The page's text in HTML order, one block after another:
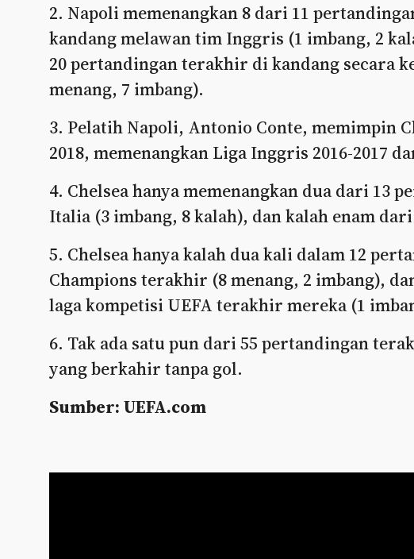
2. Napoli memenangkan 8 dari 11
kandang melawan tim Inggris (1 imbang, 2
20 pertandingan terakhir di kandang secara
menang, 7 imbang).
3. Pelatih Napoli, Antonio Conte, memimpin
2018, memenangkan Liga Inggris 2016-2017
4. Chelsea hanya memenangkan dua dari 13
Italia (3 imbang, 8 kalah), dan kalah enam
5. Chelsea hanya kalah dua kali dalam 12
Champions terakhir (8 menang, 2 imbang),
laga kompetisi UEFA terakhir mereka (1
6. Tak ada satu pun dari 55 pertandingan
yang berkahir tanpa gol.
Sumber: UEFA.com